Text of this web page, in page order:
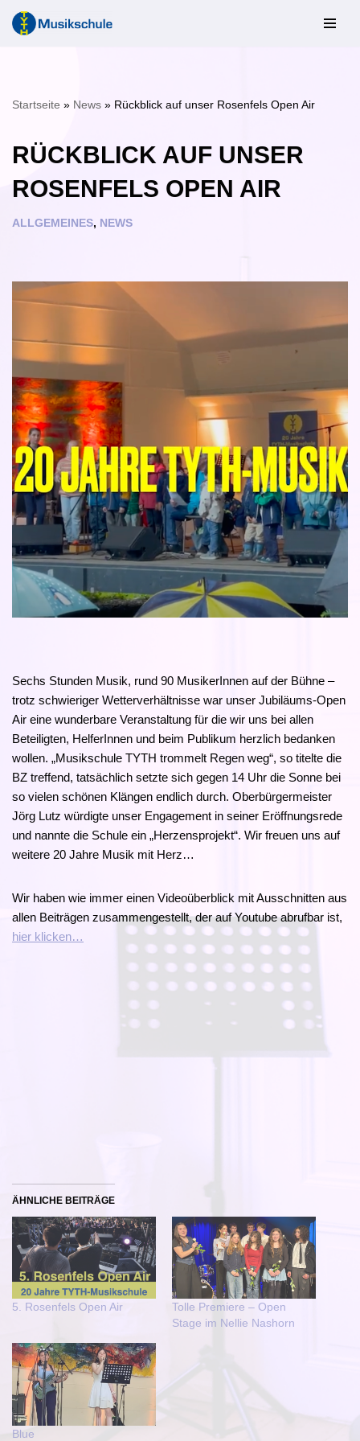
Startseite » News » Rückblick auf unser Rosenfels Open Air
RÜCKBLICK AUF UNSER
ROSENFELS OPEN AIR
ALLGEMEINES, NEWS
Sechs Stunden Musik, rund 90 MusikerInnen auf der Bühne –
trotz schwieriger Wetterverhältnisse war unser Jubiläums-Open
Air eine wunderbare Veranstaltung für die wir uns bei allen
Beteiligten, HelferInnen und beim Publikum herzlich bedanken
wollen. „Musikschule TYTH trommelt Regen weg“, so titelte die
BZ treffend, tatsächlich setzte sich gegen 14 Uhr die Sonne bei
so vielen schönen Klängen endlich durch. Oberbürgermeister
Jörg Lutz würdigte unser Engagement in seiner Eröffnungsrede
und nannte die Schule ein „Herzensprojekt“. Wir freuen uns auf
weitere 20 Jahre Musik mit Herz…
Wir haben wie immer einen Videoüberblick mit Ausschnitten aus
allen Beiträgen zusammengestellt, der auf Youtube abrufbar ist,
hier klicken…
ÄHNLICHE BEITRÄGE
5. Rosenfels Open Air
Tolle Premiere – Open
Stage im Nellie Nashorn
Blue